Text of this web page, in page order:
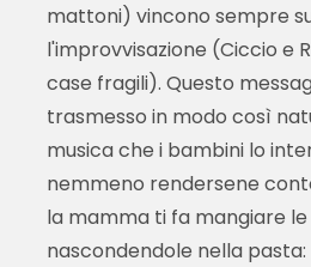
mattoni) vincono sempre
l'improvvisazione (Ciccio e
case fragili). Questo
trasmesso in modo così
musica che i bambini lo
nemmeno rendersene
la mamma ti fa mangiare
nascondendole nella